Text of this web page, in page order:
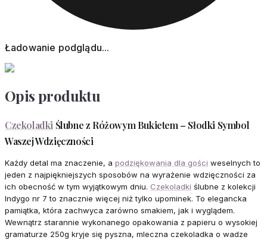
Ładowanie podglądu...
Opis produktu
Czekoladki Ślubne z Różowym Bukietem – Słodki Symbol
Waszej Wdzięczności
Każdy detal ma znaczenie, a podziękowania dla gości weselnych to
jeden z najpiękniejszych sposobów na wyrażenie wdzięczności za
ich obecność w tym wyjątkowym dniu. Czekoladki ślubne z kolekcji
Indygo nr 7 to znacznie więcej niż tylko upominek. To elegancka
pamiątka, która zachwyca zarówno smakiem, jak i wyglądem.
Wewnątrz starannie wykonanego opakowania z papieru o wysokiej
gramaturze 250g kryje się pyszna, mleczna czekoladka o wadze